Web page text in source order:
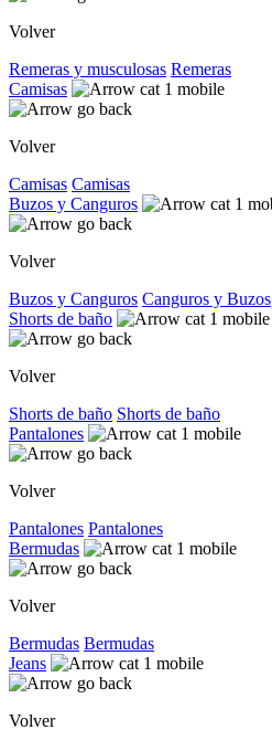
Volver
Remeras y musculosas Remeras
Camisas
Volver
Camisas Camisas
Buzos y Canguros
Volver
Buzos y Canguros Canguros y Buzos
Shorts de baño
Volver
Shorts de baño Shorts de baño
Pantalones
Volver
Pantalones Pantalones
Bermudas
Volver
Bermudas Bermudas
Jeans
Volver